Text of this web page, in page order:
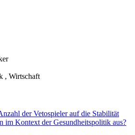
, Wirtschaft
der Vetospieler auf die Stabilität
im Kontext der Gesundheitspolitik aus?